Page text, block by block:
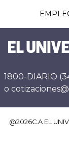
1800-DIARIO
o
@2026C.A EL